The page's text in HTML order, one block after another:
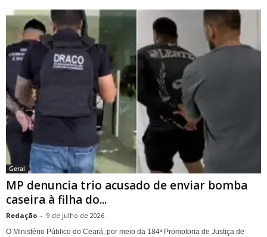
Geral
MP denuncia trio acusado de enviar bomba
caseira à filha do...
Redação - 9 de julho de 2026
O Ministério Público do Ceará, por meio da 184ª Promotoria de Justiça de